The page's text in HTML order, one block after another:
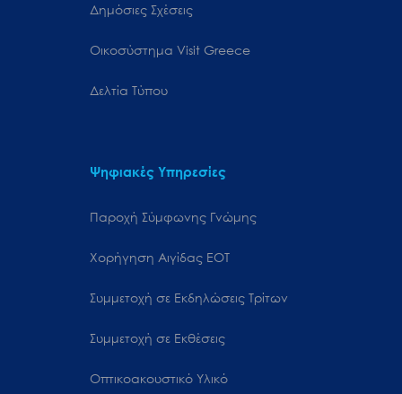
Δημόσιες Σχέσεις
Oικοσύστημα Visit Greece
Δελτία Τύπου
Ψηφιακές Υπηρεσίες
Παροχή Σύμφωνης Γνώμης
Χορήγηση Αιγίδας ΕΟΤ
Συμμετοχή σε Εκδηλώσεις Τρίτων
Συμμετοχή σε Εκθέσεις
Οπτικοακουστικό Υλικό